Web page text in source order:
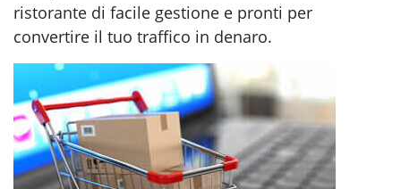
ristorante di facile gestione e pronti per
convertire il tuo traffico in denaro.